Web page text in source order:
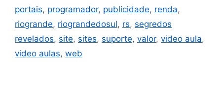
portais, programador, publicidade, renda,
riogrande, riograndedosul, rs, segredos
revelados, site, sites, suporte, valor, video aula,
video aulas, web